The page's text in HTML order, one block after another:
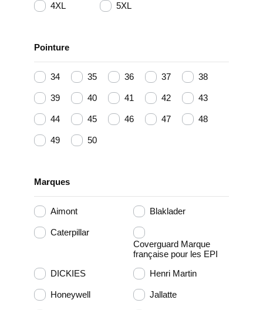
4XL 5XL
Pointure
34 35 36 37 38
39 40 41 42 43
44 45 46 47 48
49 50
Marques
Aimont Blaklader
Caterpillar
Coverguard Marque
française pour les EPI
DICKIES
Henri Martin
Honeywell Jallatte